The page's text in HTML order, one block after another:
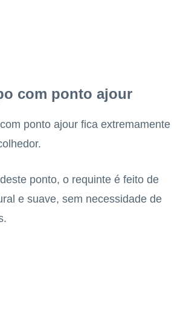
com ponto ajour
ponto ajour fica extremamente
ponto, o requinte é feito de
e suave, sem necessidade de